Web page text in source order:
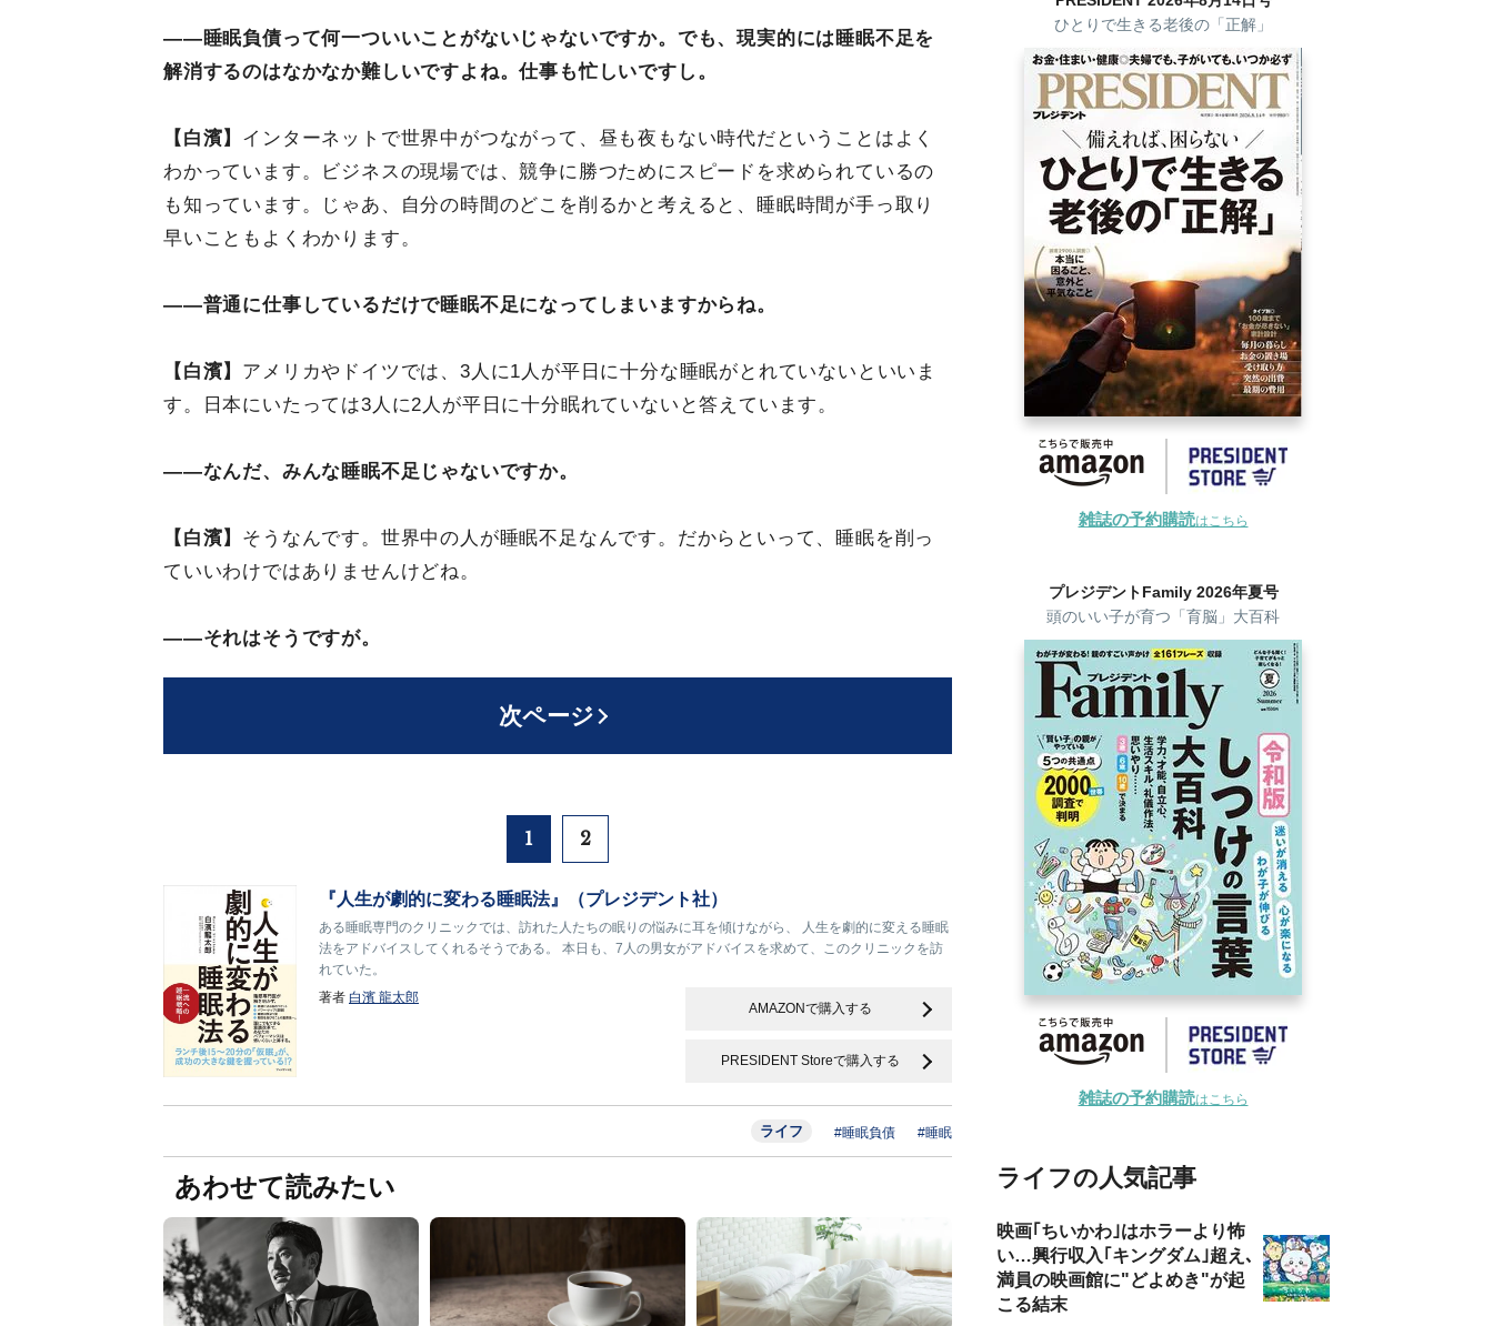
――睡眠負債って何一ついいことがないじゃないですか。でも、現実的には睡眠不足を
解消するのはなかなか難しいですよね。仕事も忙しいですし。
【白濱】 インターネットで世界中がつながって、昼も夜もない時代だということはよく
わかっています。ビジネスの現場では、競争に勝つためにスピードを求められているの
も知っています。じゃあ、自分の時間のどこを削るかと考えると、睡眠時間が手っ取り
早いこともよくわかります。
――普通に仕事しているだけで睡眠不足になってしまいますからね。
【白濱】 アメリカやドイツでは、3人に1人が平日に十分な睡眠がとれていないといいま
す。日本にいたっては3人に2人が平日に十分眠れていないと答えています。
――なんだ、みんな睡眠不足じゃないですか。
【白濱】 そうなんです。世界中の人が睡眠不足なんです。だからといって、睡眠を削っ
ていいわけではありませんけどね。
――それはそうですが。
次ページ
1 2
『人生が劇的に変わる睡眠法』（プレジデント社）
ある睡眠専門のクリニックでは、訪れた人たちの眠りの悩みに耳を傾けながら、 人生を劇的に変える睡眠
法をアドバイスしてくれるそうである。 本日も、7人の男女がアドバイスを求めて、このクリニックを訪
れていた。
著者 白濱 龍太郎
AMAZONで購入する
PRESIDENT Storeで購入する
ライフ #睡眠負債 #睡眠
あわせて読みたい
ひとりで生きる老後の「正解」
雑誌の予約購読はこちら
プレジデントFamily 2026年夏号
頭のいい子が育つ「育脳」大百科
雑誌の予約購読はこちら
ライフの人気記事
映画｢ちいかわ｣はホラーより怖
い…興行収入｢キングダム｣超え､
満員の映画館に"どよめき"が起
こる結末